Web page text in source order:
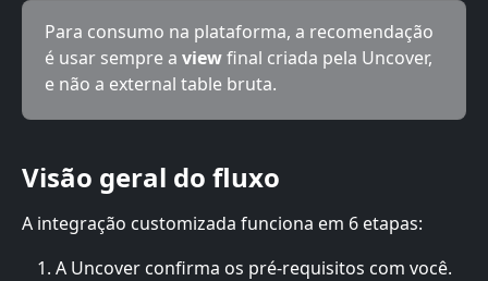
Para consumo na plataforma, a recomendação
é usar sempre a view final criada pela Uncover,
e não a external table bruta.
Visão geral do fluxo
A integração customizada funciona em 6 etapas:
A Uncover confirma os pré-requisitos com você.